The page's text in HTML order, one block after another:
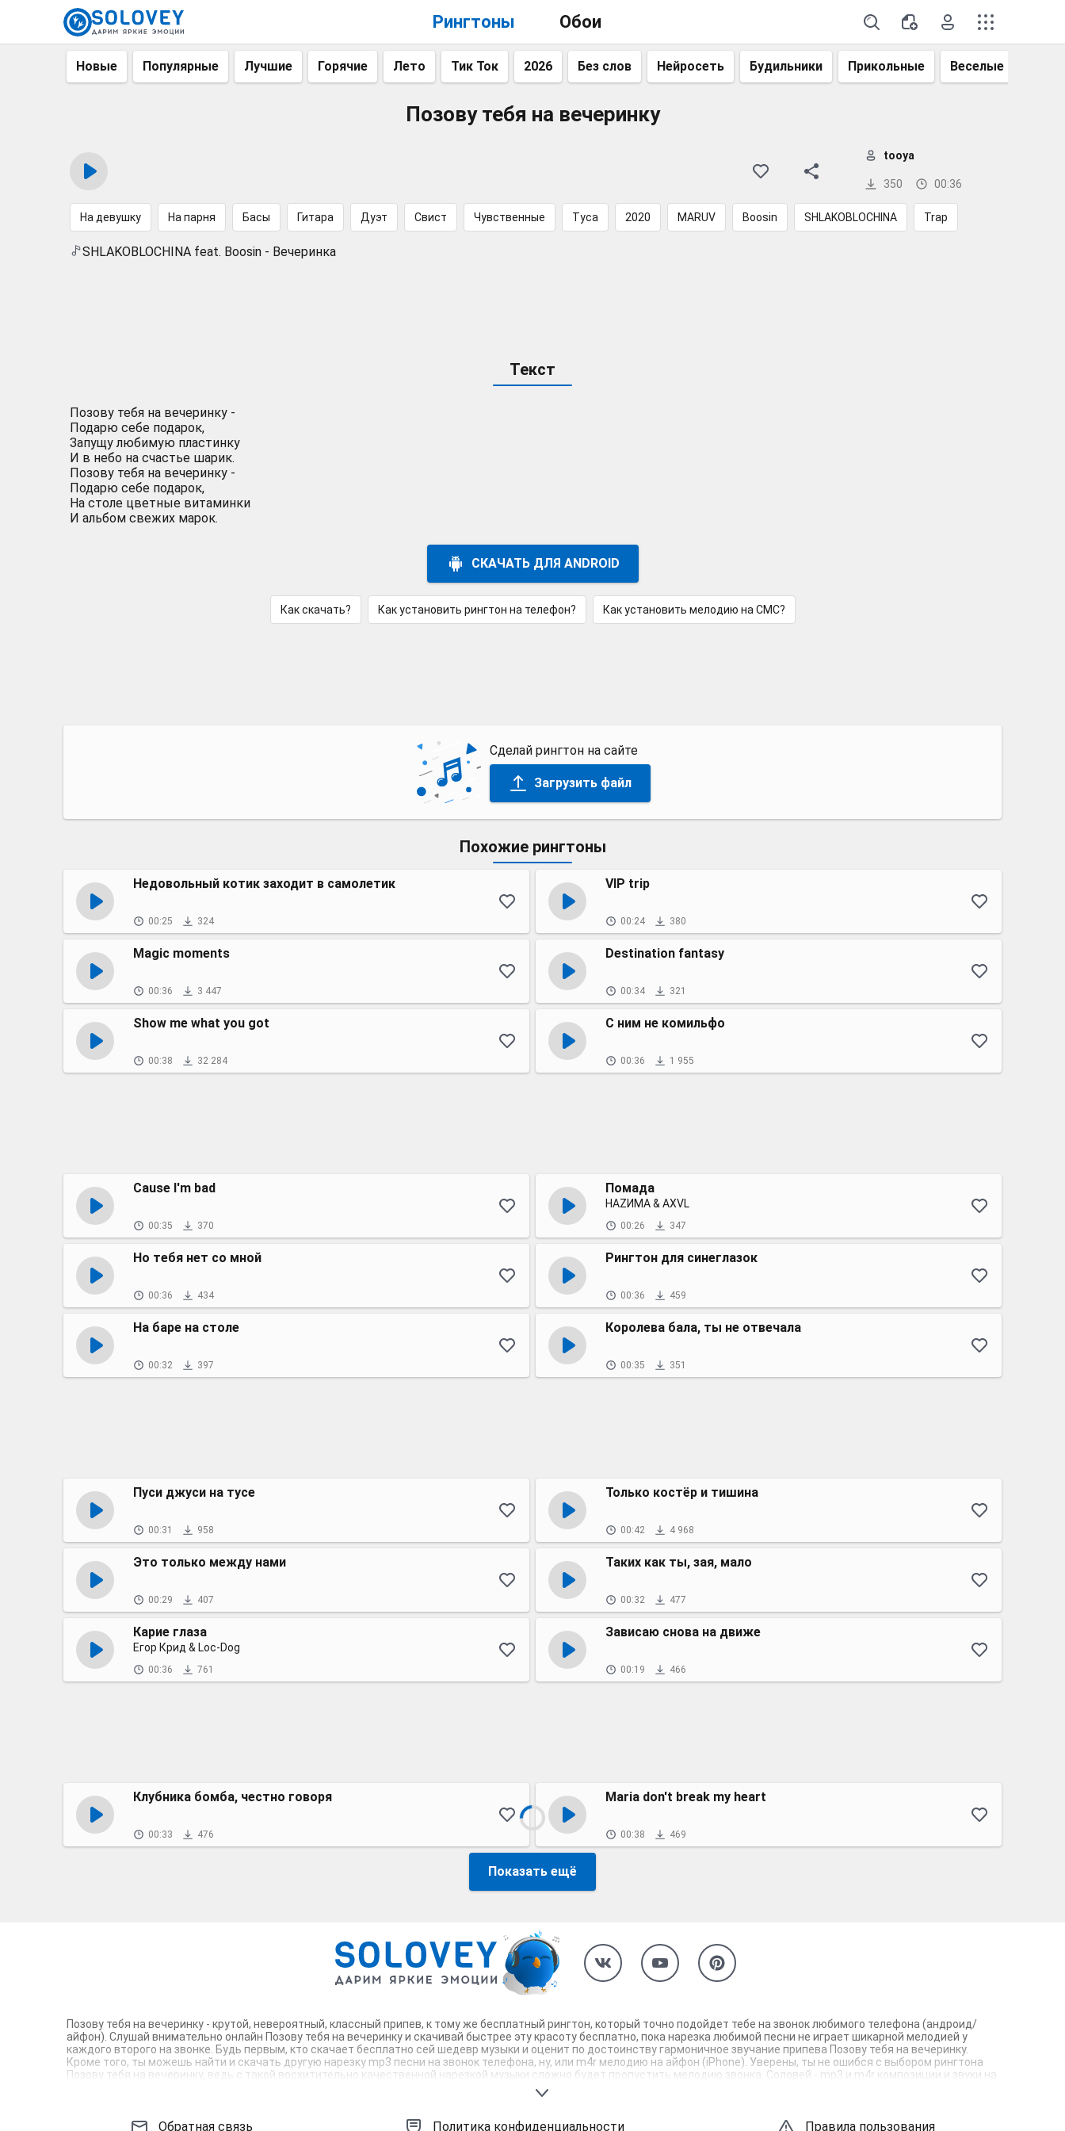
Рингтоны Обои
Новые Популярные Лучшие Горячие Лето Тик Ток 2026 Без слов Нейросеть Будильники Прикольные Веселые
Позову тебя на вечеринку
350 00:36
tooya
На девушку На парня Басы Гитара Дуэт Свист Чувственные Туса 2020 MARUV Boosin SHLAKOBLOCHINA Trap
SHLAKOBLOCHINA feat. Boosin - Вечеринка
Текст
Позову тебя на вечеринку -
Подарю себе подарок,
Запущу любимую пластинку
И в небо на счастье шарик.
Позову тебя на вечеринку -
Подарю себе подарок,
На столе цветные витаминки
И альбом свежих марок.
СКАЧАТЬ ДЛЯ ANDROID
Как скачать? Как установить рингтон на телефон? Как установить мелодию на СМС?
Сделай рингтон на сайте
Загрузить файл
Похожие рингтоны
Недовольный котик заходит в самолетик
00:25 324
VIP trip
00:24 380
Magic moments
00:36 3 447
Destination fantasy
00:34 321
Show me what you got
00:38 32 284
С ним не комильфо
00:36 1 955
Cause I'm bad
00:35 370
Помада
НАZИМА & AXVL
00:26 347
Но тебя нет со мной
00:36 434
Рингтон для синеглазок
00:36 459
На баре на столе
00:32 397
Королева бала, ты не отвечала
00:35 351
Пуси джуси на тусе
00:31 958
Только костёр и тишина
00:42 4 968
Это только между нами
00:29 407
Таких как ты, зая, мало
00:32 477
Карие глаза
Егор Крид & Loc-Dog
00:36 761
Зависаю снова на движе
00:19 466
Клубника бомба, честно говоря
00:33 476
Maria don't break my heart
00:38 469
Показать ещё
Позову тебя на вечеринку - крутой, невероятный, классный припев, к тому же бесплатный рингтон, который точно подойдет тебе на звонок любимого телефона (андроид/
айфон). Слушай внимательно онлайн Позову тебя на вечеринку и скачивай быстрее эту красоту бесплатно, пока нарезка любимой песни не играет шикарной мелодией у
каждого второго на звонке. Будь первым, кто скачает бесплатно сей шедевр музыки и оценит по достоинству гармоничное звучание припева Позову тебя на вечеринку.
Кроме того, ты можешь найти и скачать другую нарезку mp3 песни на звонок телефона, ну, или m4r мелодию на айфон (iPhone). Уверены, ты не ошибся с выбором рингтона
Позову тебя на вечеринку, ведь с такой восхитительно качественной нарезкой музыки сложно будет пропустить мелодию звонка. Соловей - mp3 и m4r композиции и звуки на
Обратная связь Политика конфиденциальности Правила пользования